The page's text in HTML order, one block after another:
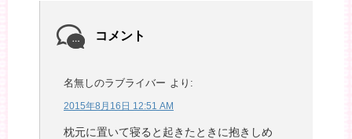
コメント
名無しのラブライバー より:
2015年8月16日 12:51 AM
枕元に置いて寝ると起きたときに抱きしめ